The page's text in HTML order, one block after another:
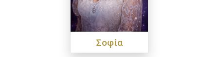
Σοφία